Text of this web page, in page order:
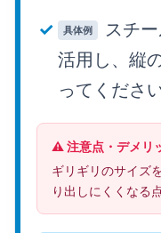
具体例
スチ
活用し、縦
ってください
⚠️ 注意点・デメリ
ギリギリのサイズ
り出しにくくなる